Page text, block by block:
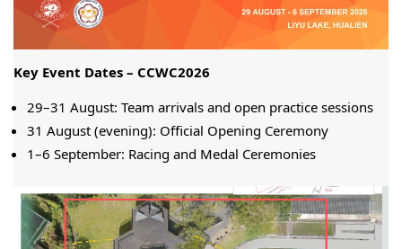
Key Event Dates – CCWC2026
29–31 August: Team arrivals and open practice sessions
31 August (evening): Official Opening Ceremony
1–6 September: Racing and Medal Ceremonies